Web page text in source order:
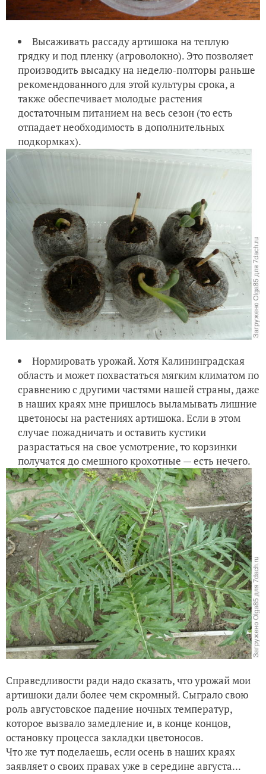
Высаживать рассаду артишока на теплую
грядку и под пленку (агроволокно). Это позволяет
производить высадку на неделю-полторы раньше
рекомендованного для этой культуры срока, а
также обеспечивает молодые растения
достаточным питанием на весь сезон (то есть
отпадает необходимость в дополнительных
подкормках).
Нормировать урожай. Хотя Калининградская
область и может похвастаться мягким климатом по
сравнению с другими частями нашей страны, даже
в наших краях мне пришлось выламывать лишние
цветоносы на растениях артишока. Если в этом
случае пожадничать и оставить кустики
разрастаться на свое усмотрение, то корзинки
получатся до смешного крохотные — есть нечего.
Справедливости ради надо сказать, что урожай мои
артишоки дали более чем скромный. Сыграло свою
роль августовское падение ночных температур,
которое вызвало замедление и, в конце концов,
остановку процесса закладки цветоносов.
Что же тут поделаешь, если осень в наших краях
заявляет о своих правах уже в середине августа...